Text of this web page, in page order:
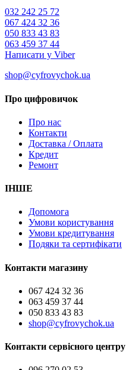
032 242 25 72
067 424 32 36
050 833 43 83
063 459 37 44
Написати у Viber
shop@cyfrovychok.ua
Про цифровичок
Про нас
Контакти
Доставка / Оплата
Кредит
Ремонт
ІНШЕ
Допомога
Умови користування
Умови кредитування
Подяки та сертифікати
Контакти магазину
067 424 32 36
063 459 37 44
050 833 43 83
shop@cyfrovychok.ua
Контакти сервісного центру